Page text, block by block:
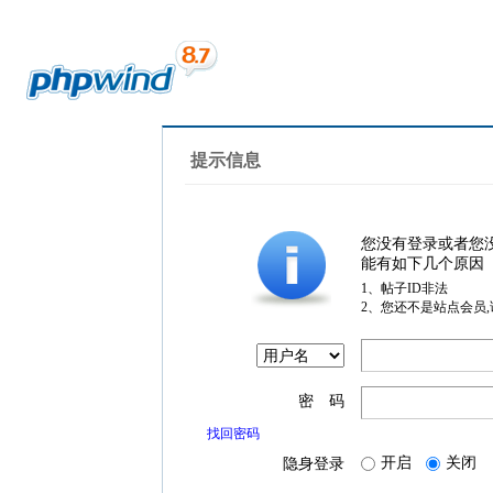
提示信息
您没有登录或者您
能有如下几个原因
1、帖子ID非法
2、您还不是站点会员
密 码
找回密码
隐身登录 开启 关闭